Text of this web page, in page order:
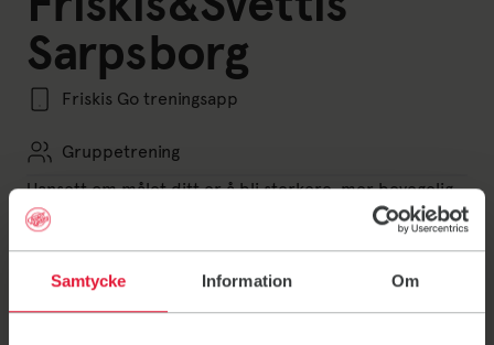
Samtycke Information Om
Sarpsborg
Friskis Go treningsapp
Gruppetrening
Uansett om målet ditt er å bli sterkere, mer bevegelig,
gladere, mer avslappet eller om du bare vil trene for
Velkommen til Friskis&Svettis Sarpsborg